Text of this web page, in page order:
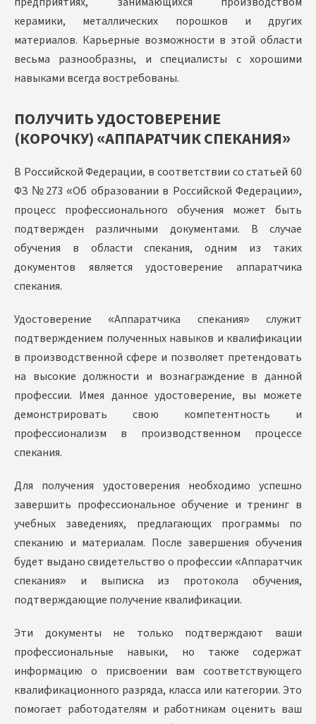
керамики, металлических порошков и других
материалов. Карьерные возможности в этой области
весьма разнообразны, и специалисты с хорошими
навыками всегда востребованы.
ПОЛУЧИТЬ УДОСТОВЕРЕНИЕ
(КОРОЧКУ) «АППАРАТЧИК СПЕКАНИЯ»
В Российской Федерации, в соответствии со статьей 60
ФЗ №273 «Об образовании в Российской Федерации»,
процесс профессионального обучения может быть
подтвержден различными документами. В случае
обучения в области спекания, одним из таких
документов является удостоверение аппаратчика
спекания.
Удостоверение «Аппаратчика спекания» служит
подтверждением полученных навыков и квалификации
в производственной сфере и позволяет претендовать
на высокие должности и вознаграждение в данной
профессии. Имея данное удостоверение, вы можете
демонстрировать свою компетентность и
профессионализм в производственном процессе
спекания.
Для получения удостоверения необходимо успешно
завершить профессиональное обучение и тренинг в
учебных заведениях, предлагающих программы по
спеканию и материалам. После завершения обучения
будет выдано свидетельство о профессии «Аппаратчик
спекания» и выписка из протокола обучения,
подтверждающие получение квалификации.
Эти документы не только подтверждают ваши
профессиональные навыки, но также содержат
информацию о присвоении вам соответствующего
квалификационного разряда, класса или категории. Это
помогает работодателям и работникам оценить ваш